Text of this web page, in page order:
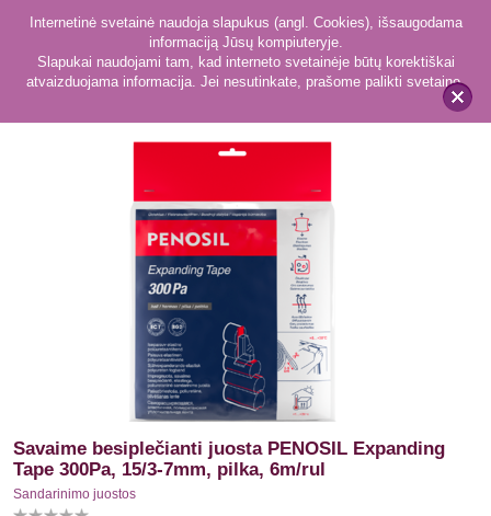
x
Internetinė svetainė naudoja slapukus (angl. Cookies), išsaugodama
informaciją Jūsų kompiuteryje.
Slapukai naudojami tam, kad interneto svetainėje būtų korektiškai
atvaizduojama informacija. Jei nesutinkate, prašome palikti svetainę.
Sandarinimo juostos 40
Savaime besiplečianti juosta PENOSIL Expanding
Tape 300Pa, 15/3-7mm, pilka, 6m/rul
Sandarinimo juostos